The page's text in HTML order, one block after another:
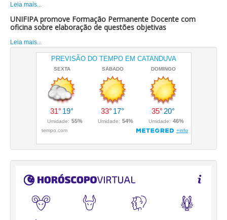
Leia mais...
UNIFIPA promove Formação Permanente Docente com
oficina sobre elaboração de questões objetivas
Leia mais...